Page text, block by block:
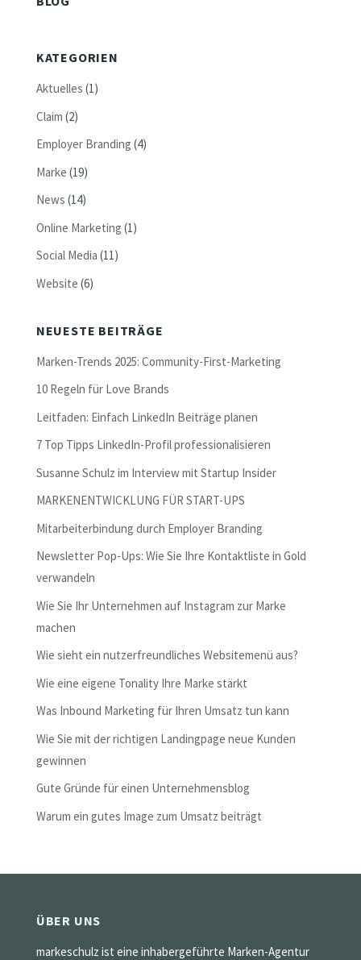
KATEGORIEN
Aktuelles (1)
Claim (2)
Employer Branding (4)
Marke (19)
News (14)
Online Marketing (1)
Social Media (11)
Website (6)
NEUESTE BEITRÄGE
Marken-Trends 2025: Community-First-Marketing
10 Regeln für Love Brands
Leitfaden: Einfach LinkedIn Beiträge planen
7 Top Tipps LinkedIn-Profil professionalisieren
Susanne Schulz im Interview mit Startup Insider
MARKENENTWICKLUNG FÜR START-UPS
Mitarbeiterbindung durch Employer Branding
Newsletter Pop-Ups: Wie Sie Ihre Kontaktliste in Gold
verwandeln
Wie Sie Ihr Unternehmen auf Instagram zur Marke
machen
Wie sieht ein nutzerfreundliches Websitemenü aus?
Wie eine eigene Tonality Ihre Marke stärkt
Was Inbound Marketing für Ihren Umsatz tun kann
Wie Sie mit der richtigen Landingpage neue Kunden
gewinnen
Gute Gründe für einen Unternehmensblog
Warum ein gutes Image zum Umsatz beiträgt
ÜBER UNS
markeschulz ist eine inhabergeführte Marken-Agentur